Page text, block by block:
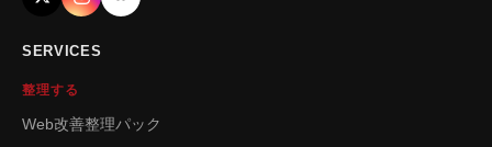
SERVICES
整理する
Web改善整理パック